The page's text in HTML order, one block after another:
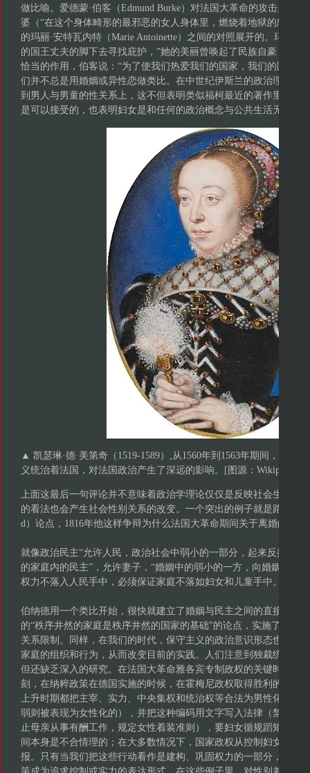
做比喻。爱德蒙·伯客（Edmund Burke）对法国大革命的攻击是围
婆（“在这个身体畸形的最邪恶的女人身体里，燃烧着地狱的怒火”
的玛丽·安特瓦内特（Marie Antoinette）之间的对照展开的。玛丽·
的国王丈夫的脚下去寻找庇护，”她的美丽曾唤起了民族自豪（为
恰当的作用，伯客说：“为了使我们热爱我们的国家，我们的国家应
们并不总是用婚姻或异性恋做类比。在中世纪伊斯兰的政治理论中
到男人与男童的性关系上，这不但表明类似福柯最近的著作里描写
是可以接受的，也表明妇女是和任何的政治概念与公共生活无关的
▲ 凯瑟琳·德·美第奇（1519-1589）,从1560年到1563年期间，她以
义统治着法国，对法国政治产生了深远的影响。[图源：Wikipedia]
上面这最后一句评论并不意味着政治学理论仅仅是反映社会生活。
的看法也会产生社会性别关系的改变。一个突出的例子就是路易·德
d）论点，1816年他这样争辩为什么法国大革命期间关于离婚的立法
就像政治民主“允许人民，政治社会中弱小的一部分，起来反抗现有
的家庭内的民主”，允许妻子，“婚姻中的弱小的一方，向婚姻中的
权力不落入人民手中，必须保证家庭不落如妇女和儿童手中。”
伯纳德用一个类比开始，很快就建立了婚姻与民主之间的直接对应
的“秩序井然的家庭是秩序井然的国家的基础”的论点，实施了这种
关系限制。同样，在我们的时代，保守主义的政治意识形态也希望
家庭的组织和行为，从而改变目前的实践。人们注意到独裁统治与
但还缺乏深入的研究。在法国大革命雅各宾专制政权的关键时刻，
刻，在纳粹政策在德国实施的时候，在霍梅尼政权取得胜利的时期
上升时期都把主宰、实力、中央集权和统治权等合法为男性化的（
弱则被表现为女性化的），并把这种编码用文字写入法律（禁止妇
止母亲从事有酬工作，规定女性着装准则），要妇女循规蹈矩不得
间本身是不合情理的；在大多数情况下，国家政权从控制妇女上得
报。只有当我们把这些行动看作是建构、巩固权力的一部分，这些